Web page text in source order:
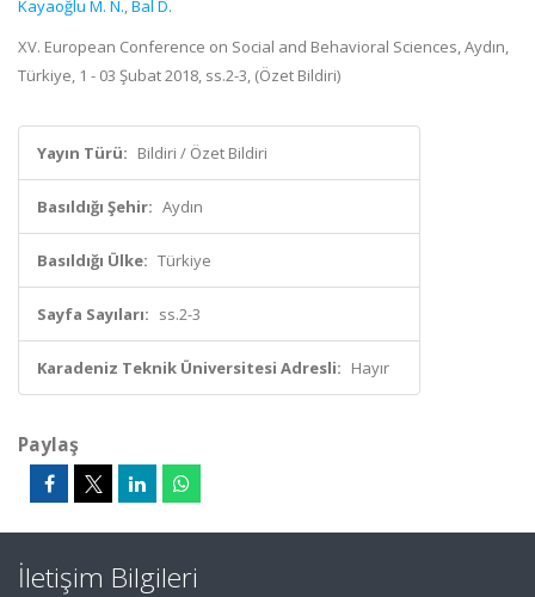
Kayaoğlu M. N.,Bal D.
XV. European Conference on Social and Behavioral Sciences, Aydın,
Türkiye, 1 - 03 Şubat 2018, ss.2-3, (Özet Bildiri)
Yayın Türü: Bildiri / Özet Bildiri
Basıldığı Şehir: Aydın
Basıldığı Ülke: Türkiye
Sayfa Sayıları: ss.2-3
Karadeniz Teknik Üniversitesi Adresli: Hayır
Paylaş
İletişim Bilgileri